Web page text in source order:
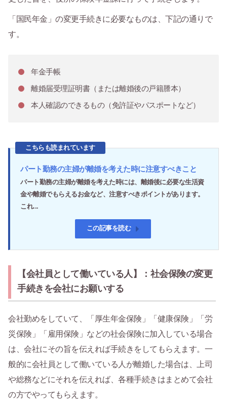
「国民年金」の変更手続きに必要なものは、下記の通りで
す。
年金手帳
離婚届受理証明書（または離婚後の戸籍謄本）
本人確認のできるもの（免許証やパスポートなど）
こちらも読まれています
パート勤務の主婦が離婚を考えた時に注意すべきこと
パート勤務の主婦が離婚を考えた時には、離婚後に必要な生活資
金や離婚でもらえるお金など、注意すべきポイントがあります。
これ...
この記事を読む
【会社員として働いている人】：社会保険の変更
手続きを会社にお願いする
会社勤めをしていて、「厚生年金保険」「健康保険」「労
災保険」「雇用保険」などの社会保険に加入している場合
は、会社にその旨を伝えれば手続きをしてもらえます。一
般的に会社員として働いている人が離婚した場合は、上司
や総務などにそれを伝えれば、各種手続きはまとめて会社
の方でやってもらえます。